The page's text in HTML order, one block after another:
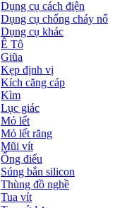
Dụng cụ cách điện
Dụng cụ chống cháy nổ
Dụng cụ khác
Ê Tô
Giũa
Kẹp định vị
Kích căng cáp
Kìm
Lục giác
Mỏ lết
Mỏ lết răng
Mũi vít
Ống điếu
Súng bắn silicon
Thùng đồ nghề
Tua vít